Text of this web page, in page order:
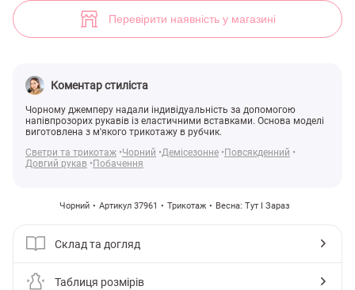
Перевірити наявність у магазині
Коментар стиліста
Чорному джемперу надали індивідуальність за допомогою
напівпрозорих рукавів із еластичними вставками. Основа моделі
виготовлена з м'якого трикотажу в рубчик.
Светри та трикотаж Чорний Демісезонне
Повсякденний
Довгий рукав
Побачення
Чорний Артикул 37961 Трикотаж Весна: Тут І Зараз
Склад та догляд
Таблиця розмірів
Джемпер із напівпрозорими рукавами (арт. 37961) ♡ інтернет-